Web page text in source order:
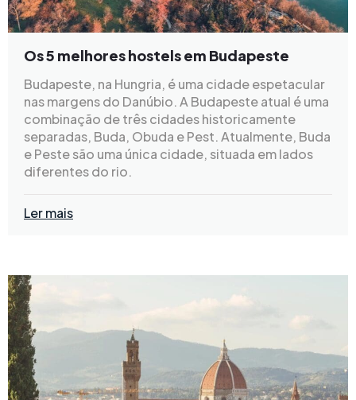
Os 5 melhores hostels em Budapeste
Budapeste, na Hungria, é uma cidade espetacular
nas margens do Danúbio. A Budapeste atual é uma
combinação de três cidades historicamente
separadas, Buda, Obuda e Pest. Atualmente, Buda
e Peste são uma única cidade, situada em lados
diferentes do rio.
Ler mais